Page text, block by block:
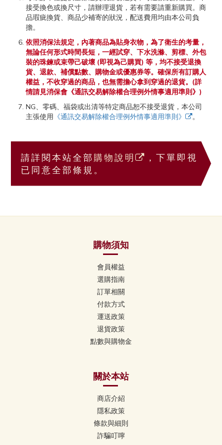
接受換色或換尺寸，請辦理退貨，若有需要請重新購買。商
品瑕疵換貨、商品少補寄的狀況，配送費用均由本公司負
擔。
依照消保法規定，內著商品為貼身衣物，為了衛生的考量，
無論任何形式時間長短，一經試穿、下水洗滌、剪標、外包
裝的珠鍊或束帶己破壞 (即視為己購買) 等，均不接受退換
貨、退款、補償點數、購物金或優惠券等。確保所有訂購人
權益，不收穿過的商品，也無需擔心拿到穿過的退貨。(詳
情請見消保會《通訊交易解除權合理例外情事適用準則》)
NG、零碼、福袋或出清等特定商品恕不接受退貨，本公司
主張使用 《通訊交易解除權合理例外情事適用準則》 。
請詳閱本站全部 購物說明
，下單即視
已同意全部條規。
購物須知
會員權益
選購指南
訂單相關
付款方式
運送政策
退貨政策
點數與購物金
關於本站
商店介紹
隱私政策
條款與細則
詐騙叮嚀